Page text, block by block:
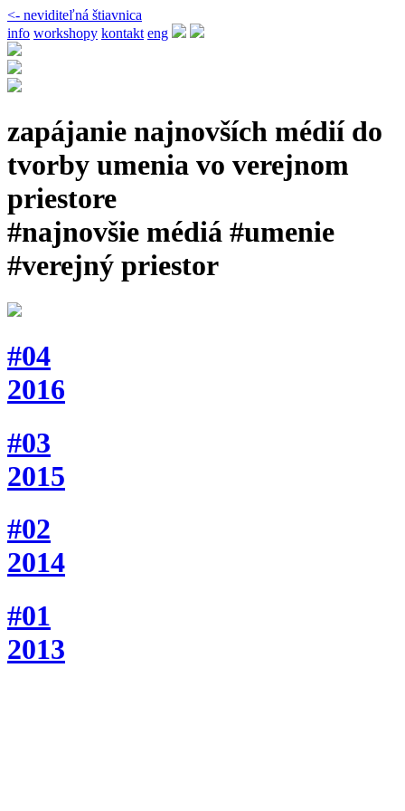
<- neviditeľná štiavnica
info workshopy kontakt eng
zapájanie najnovších médií do
tvorby umenia vo verejnom
priestore
#najnovšie médiá #umenie
#verejný priestor
#04
2016
#03
2015
#02
2014
#01
2013